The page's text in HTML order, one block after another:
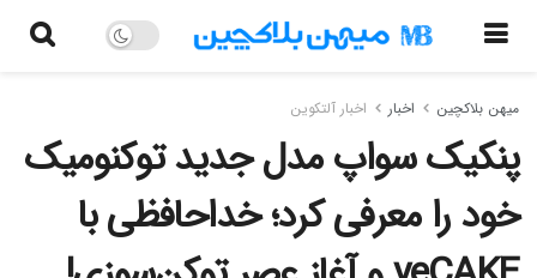
میهن بلاکچین اخبار اخبار آلتکوین
پنکیک سواپ مدل جدید توکنومیک
خود را معرفی کرد؛ خداحافظی با